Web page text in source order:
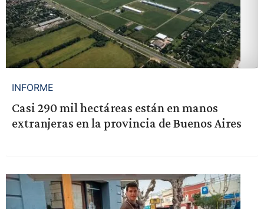
INFORME
Casi 290 mil hectáreas están en manos
extranjeras en la provincia de Buenos Aires